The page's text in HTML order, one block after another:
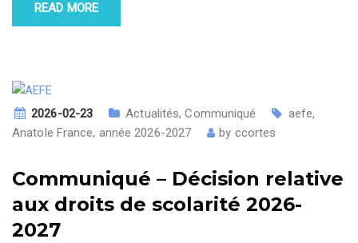
READ MORE
2026-02-23 Actualités,Communiqué aefe,
Anatole France, année 2026-2027 by ccortes
Communiqué – Décision relative
aux droits de scolarité 2026-
2027